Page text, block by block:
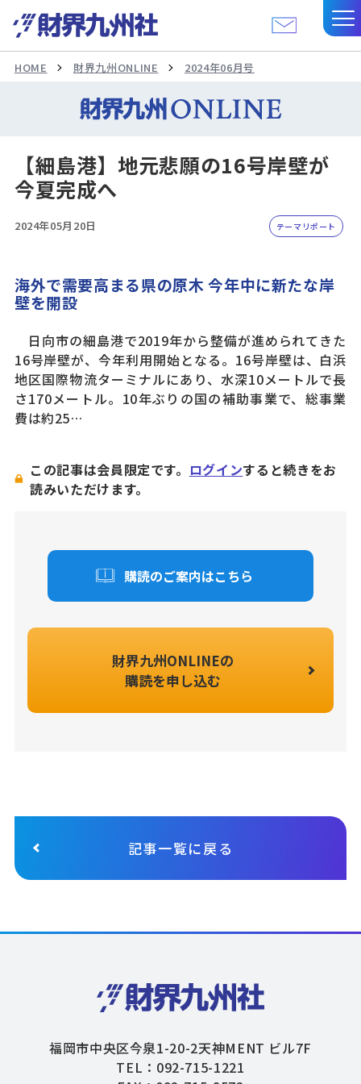
HOME 財界九州ONLINE 2024年06月号
【細島港】地元悲願の16号岸壁が
今夏完成へ
2024年05月20日 テーマリポート
海外で需要高まる県の原木 今年中に新たな岸
壁を開設
日向市の細島港で2019年から整備が進められてきた
16号岸壁が、今年利用開始となる。16号岸壁は、白浜
地区国際物流ターミナルにあり、水深10メートルで長
さ170メートル。10年ぶりの国の補助事業で、総事業
費は約25…
この記事は会員限定です。 ログインすると続きをお
読みいただけます。
購読のご案内はこちら
財界九州ONLINEの
購読を申し込む
記事一覧に戻る
福岡市中央区今泉1-20-2天神MENT ビル7F
TEL：092-715-1221